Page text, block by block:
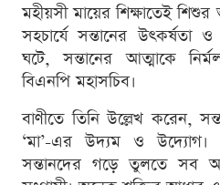
মহীয়সী মায়ের শিক্ষাতেই শিশুর
সহচার্যে সন্তানের উৎকর্ষতা
ঘটে, সন্তানের আত্মাকে
বিএনপি মহাসচিব।
বাণীতে তিনি উল্লেখ করেন,
‘মা’-এর উদ্যম ও উদ্যোগ।
সন্তানদের গড়ে তুলতে সব